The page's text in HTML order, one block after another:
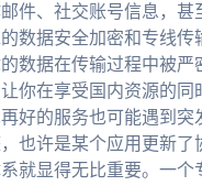
件、社交账号信息，甚
数据安全加密和专线传
数据在传输过程中被严
你在享受国内资源的同
好的服务也可能遇到突
也许是某个应用更新了
就显得无比重要。一个